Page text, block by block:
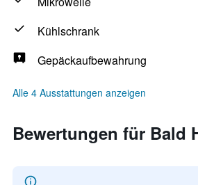
Kühlschrank
Gepäckaufbewahrung
Alle 4 Ausstattungen anzeigen
Bewertungen für Bald